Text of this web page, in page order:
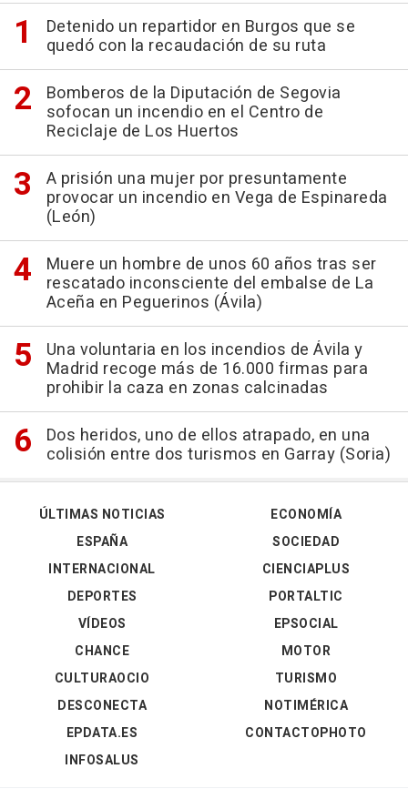
Detenido un repartidor en Burgos que se
quedó con la recaudación de su ruta
Bomberos de la Diputación de Segovia
sofocan un incendio en el Centro de
Reciclaje de Los Huertos
A prisión una mujer por presuntamente
provocar un incendio en Vega de Espinareda
(León)
Muere un hombre de unos 60 años tras ser
rescatado inconsciente del embalse de La
Aceña en Peguerinos (Ávila)
Una voluntaria en los incendios de Ávila y
Madrid recoge más de 16.000 firmas para
prohibir la caza en zonas calcinadas
Dos heridos, uno de ellos atrapado, en una
colisión entre dos turismos en Garray (Soria)
ÚLTIMAS NOTICIAS
ESPAÑA
INTERNACIONAL
DEPORTES
VÍDEOS
ECONOMÍA
SOCIEDAD
CIENCIAPLUS
PORTALTIC
EPSOCIAL
CHANCE
CULTURAOCIO
DESCONECTA
EPDATA.ES
INFOSALUS
MOTOR
TURISMO
NOTIMÉRICA
CONTACTOPHOTO